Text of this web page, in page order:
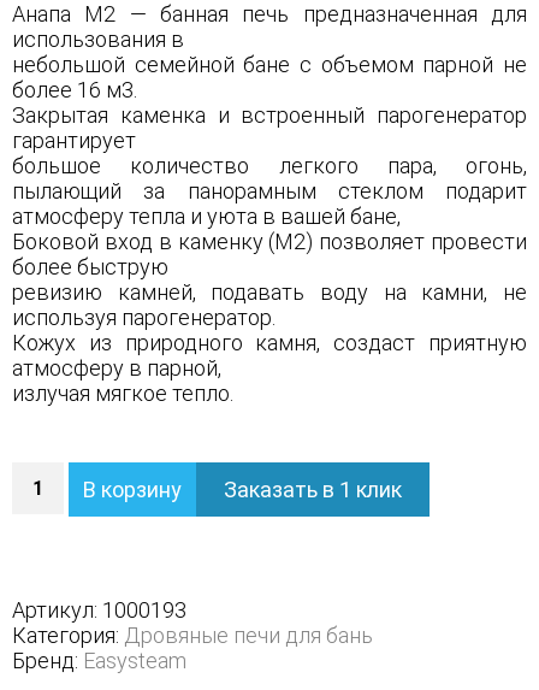
Анапа М2 — банная печь предназначенная для
использования в
небольшой семейной бане с объемом парной не
более 16 м3.
Закрытая каменка и встроенный парогенератор
гарантирует
большое количество легкого пара, огонь,
пылающий за панорамным стеклом подарит
атмосферу тепла и уюта в вашей бане,
Боковой вход в каменку (М2) позволяет провести
более быструю
ревизию камней, подавать воду на камни, не
используя парогенератор.
Кожух из природного камня, создаст приятную
атмосферу в парной,
излучая мягкое тепло.
Печь
Анапа
полноценном
кожухе
-
Защита
В корзину Заказать в 1 клик
Артикул: 1000193
Категория: Дровяные печи для бань
Бренд: Easysteam